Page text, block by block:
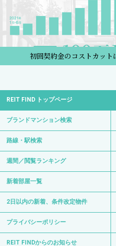
初回契約金のコストカッ
REIT FIND トップページ
ブランドマンション検索
路線・駅検索
週間／閲覧ランキング
新着部屋一覧
2日以内の新着、条件改定物件
プライバシーポリシー
REIT FINDからのお知らせ